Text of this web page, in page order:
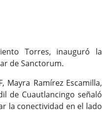
Torres, inauguró la
de Sanctorum.
Ramírez Escamilla,
de Cuautlancingo señaló
la conectividad en el lado